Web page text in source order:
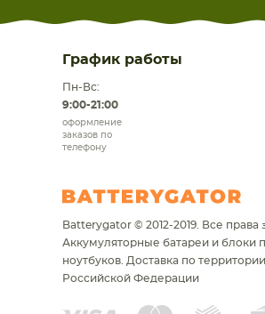
График работы
Пн-Вс:
9:00-21:00
оформление
заказов по
телефону
Batterygator © 2012-2019. Все
Аккумуляторные батареи и блоки
ноутбуков. Доставка по территории
Российской Федерации